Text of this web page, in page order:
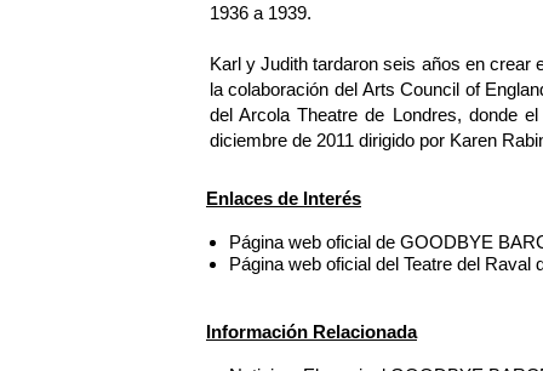
1936 a 1939.
Karl y Judith tardaron seis años en crear
la colaboración del Arts Council of
del Arcola Theatre de Londres, donde
diciembre de 2011 dirigido por Karen
Enlaces de Interés
Página web oficial de GOODBYE
Página web oficial del Teatre del Raval
Información Relacionada